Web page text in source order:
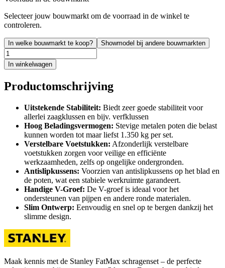
Selecteer jouw bouwmarkt om de voorraad in de winkel te
controleren.
In welke bouwmarkt te koop? Showmodel bij andere bouwmarkten
In winkelwagen
Productomschrijving
Uitstekende Stabiliteit: Biedt zeer goede stabiliteit voor
allerlei zaagklussen en bijv. verfklussen
Hoog Beladingsvermogen: Stevige metalen poten die belast
kunnen worden tot maar liefst 1.350 kg per set.
Verstelbare Voetstukken: Afzonderlijk verstelbare
voetstukken zorgen voor veilige en efficiënte
werkzaamheden, zelfs op ongelijke ondergronden.
Antislipkussens: Voorzien van antislipkussens op het blad en
de poten, wat een stabiele werkruimte garandeert.
Handige V-Groef: De V-groef is ideaal voor het
ondersteunen van pijpen en andere ronde materialen.
Slim Ontwerp: Eenvoudig en snel op te bergen dankzij het
slimme design.
Maak kennis met de Stanley FatMax schragenset – de perfecte